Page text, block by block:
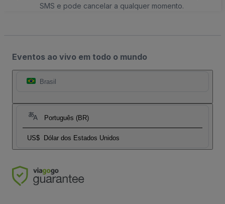
SMS e pode cancelar a qualquer momento.
Eventos ao vivo em todo o mundo
Brasil
Português (BR)
US$ Dólar dos Estados Unidos